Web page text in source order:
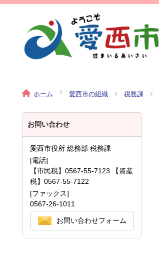
ホーム 愛西市の組織 税務課
お問い合わせ
愛西市役所 総務部 税務課
[電話]
【市民税】0567-55-7123 【資産
税】0567-55-7122
[ファックス]
0567-26-1011
お問い合わせフォーム